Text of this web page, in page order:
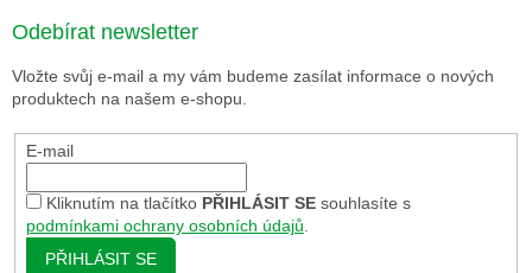
Odebírat newsletter
Vložte svůj e-mail a my vám budeme zasílat informace o nových
produktech na našem e-shopu.
E-mail
Kliknutím na tlačítko PŘIHLÁSIT SEsouhlasíte s
podmínkami ochrany osobních údajů
PŘIHLÁSIT SE